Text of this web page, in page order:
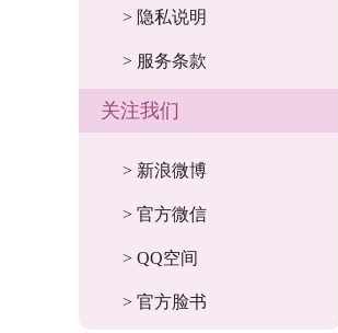
> 隐私说明
> 服务条款
关注我们
> 新浪微博
> 官方微信
> QQ空间
> 官方脸书